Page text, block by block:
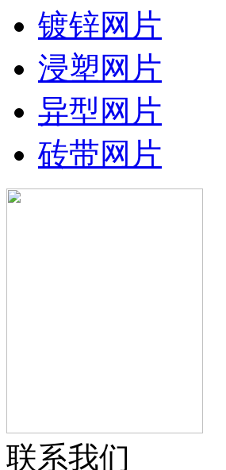
镀锌网片
浸塑网片
异型网片
砖带网片
联系我们